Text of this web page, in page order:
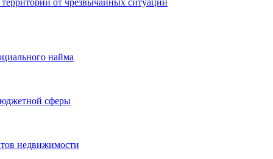
от чрезвычайных ситуаций
найма
сферы
недвижимости